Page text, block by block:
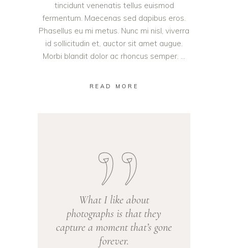
tincidunt venenatis tellus euismod
fermentum. Maecenas sed dapibus eros.
Phasellus eu mi metus. Nunc mi nisl, viverra
id sollicitudin et, auctor sit amet augue.
Morbi blandit dolor ac rhoncus semper.
READ MORE
What I like about
photographs is that they
capture a moment that’s gone
forever.